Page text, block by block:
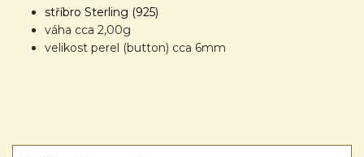
stříbro Sterling (925)
váha cca 2,00g
velikost perel (button) cca 6mm